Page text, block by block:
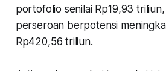
portofolio senilai Rp19,93
perseroan berpotensi
Rp420,56 triliun.